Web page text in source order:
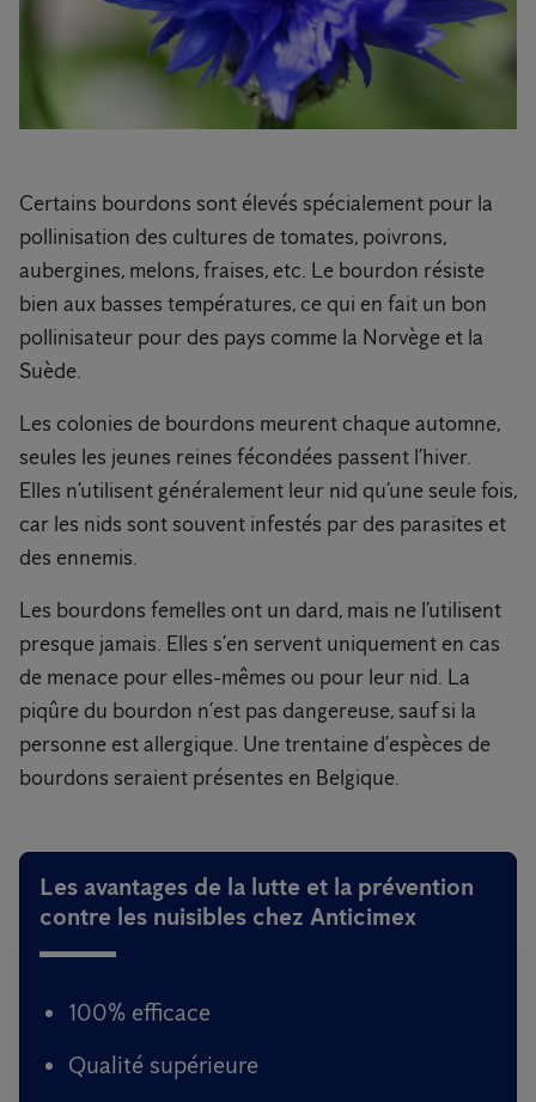
Certains bourdons sont élevés spécialement pour la
pollinisation des cultures de tomates, poivrons,
aubergines, melons, fraises, etc. Le bourdon résiste
bien aux basses températures, ce qui en fait un bon
pollinisateur pour des pays comme la Norvège et la
Suède.
Les colonies de bourdons meurent chaque automne,
seules les jeunes reines fécondées passent l’hiver.
Elles n’utilisent généralement leur nid qu’une seule fois,
car les nids sont souvent infestés par des parasites et
des ennemis.
Les bourdons femelles ont un dard, mais ne l’utilisent
presque jamais. Elles s’en servent uniquement en cas
de menace pour elles-mêmes ou pour leur nid. La
piqûre du bourdon n’est pas dangereuse, sauf si la
personne est allergique. Une trentaine d’espèces de
bourdons seraient présentes en Belgique.
Les avantages de la lutte et la prévention
contre les nuisibles chez Anticimex
100% efficace
Qualité supérieure